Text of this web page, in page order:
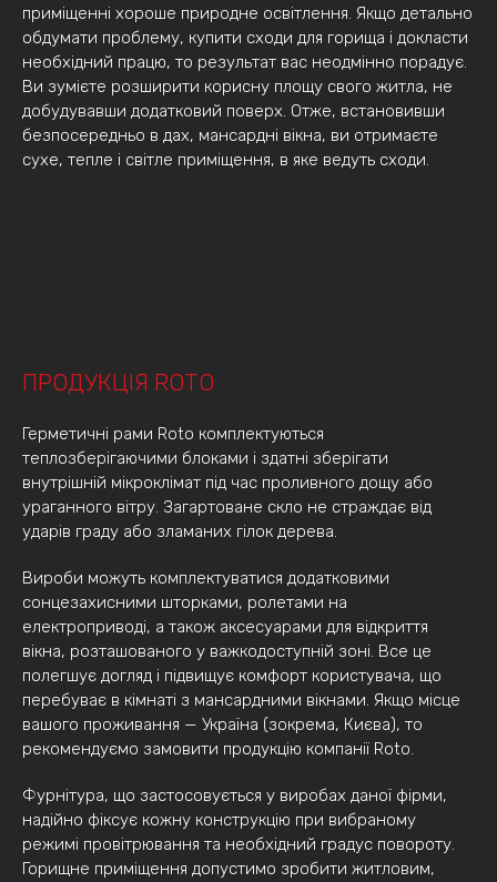
приміщенні хороше природне освітлення. Якщо детально
обдумати проблему, купити сходи для горища і докласти
необхідний працю, то результат вас неодмінно порадує.
Ви зумієте розширити корисну площу свого житла, не
добудувавши додатковий поверх. Отже, встановивши
безпосередньо в дах, мансардні вікна, ви отримаєте
сухе, тепле і світле приміщення, в яке ведуть сходи.
ПРОДУКЦІЯ ROTO
Герметичні рами Roto комплектуються
теплозберігаючими блоками і здатні зберігати
внутрішній мікроклімат під час проливного дощу або
ураганного вітру. Загартоване скло не страждає від
ударів граду або зламаних гілок дерева.
Вироби можуть комплектуватися додатковими
сонцезахисними шторками, ролетами на
електроприводі, а також аксесуарами для відкриття
вікна, розташованого у важкодоступній зоні. Все це
полегшує догляд і підвищує комфорт користувача, що
перебуває в кімнаті з мансардними вікнами. Якщо місце
вашого проживання — Україна (зокрема, Києва), то
рекомендуємо замовити продукцію компанії Roto.
Фурнітура, що застосовується у виробах даної фірми,
надійно фіксує кожну конструкцію при вибраному
режимі провітрювання та необхідний градус повороту.
Горищне приміщення допустимо зробити житловим,